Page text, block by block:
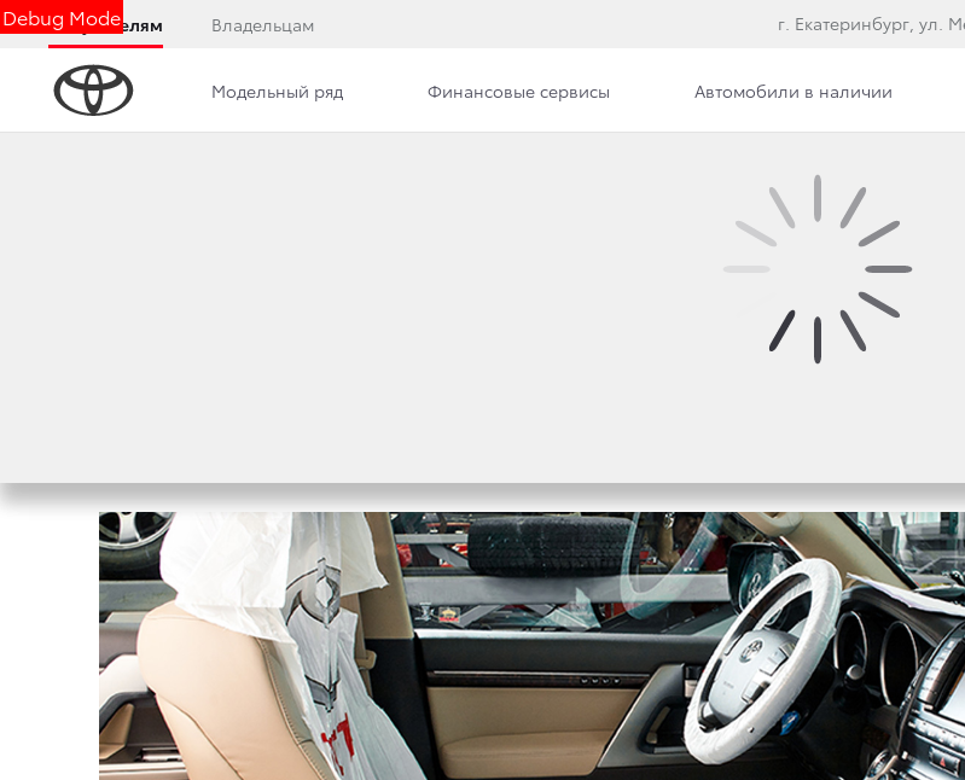
Debug Mode
Покупателям Владельцам г. Екатеринбург, ул.
Модельный ряд Финансовые сервисы Автомобили в наличии
БЕЗОПАСНОСТЬ ЯВЛЯЕТСЯ
КОМПАНИИ. МЫ ВВОДИМ